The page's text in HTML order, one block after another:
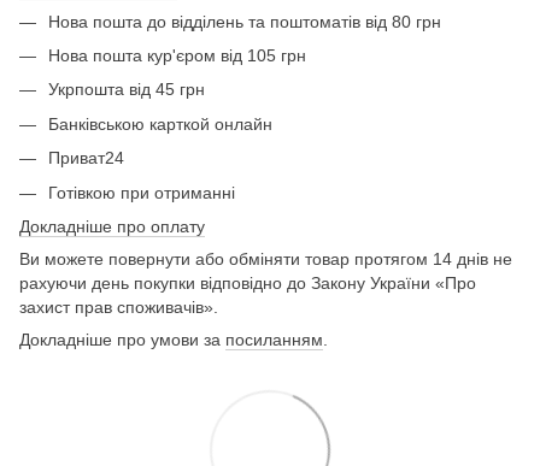
Нова пошта до відділень та поштоматів від 80 грн
Нова пошта кур'єром від 105 грн
Укрпошта від 45 грн
Банківською карткой онлайн
Приват24
Готівкою при отриманні
Докладніше про оплату
Ви можете повернути або обміняти товар протягом 14 днів не
рахуючи день покупки відповідно до Закону України «Про
захист прав споживачів».
Докладніше про умови за посиланням